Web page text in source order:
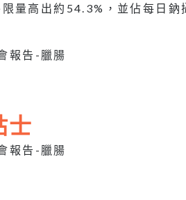
量高出約54.3%，並佔每日鈉
士